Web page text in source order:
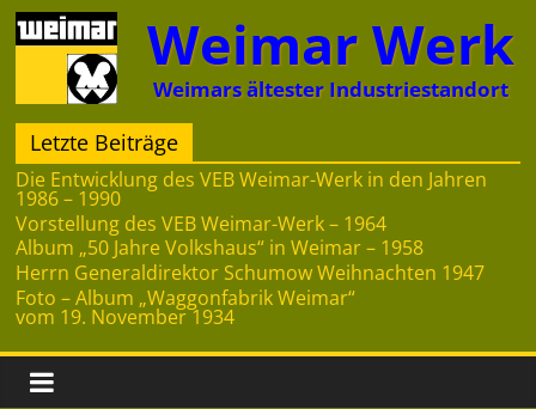
Zum
Inhalt
springen
Weimar Werk
Weimars ältester Industriestandort
Letzte Beiträge
Die Entwicklung des VEB Weimar-Werk in den Jahren
1986 – 1990
Vorstellung des VEB Weimar-Werk – 1964
Album „50 Jahre Volkshaus“ in Weimar – 1958
Herrn Generaldirektor Schumow Weihnachten 1947
Foto – Album „Waggonfabrik Weimar“
vom 19. November 1934